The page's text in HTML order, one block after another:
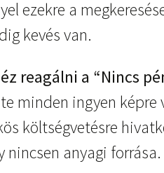
ezekre a
kevés van.
reagálni a “Nincs
minden ingyen képre
költségvetésre
nincsen anyagi forrása.